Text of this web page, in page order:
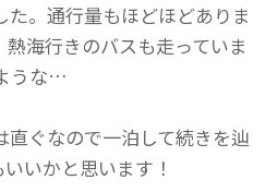
た。通行量もほどほどありま
海行きのバスも走っていま
うな…
ぐなので一泊して続きを辿
いかと思います！